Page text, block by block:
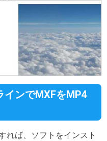
インでMXFをMP4
れば、ソフトをインスト